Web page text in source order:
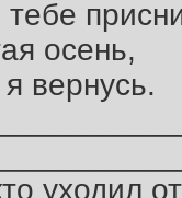
тебе
осень,
я вернусь.
уходил